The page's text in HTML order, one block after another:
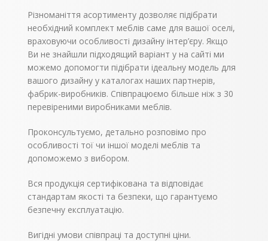
«єврокнижка». Ця
модель доступна в
різних варіантах
оббивки, які
представлені в
нашому асортименті.
Різноманіття асортименту дозволяє підібрати
необхідний комплект меблів саме для вашої оселі,
враховуючи особливості дизайну інтер’єру. Якщо
Ви не знайшли підходящий варіант у на сайті ми
можемо допомогти підібрати ідеальну модель для
вашого дизайну у каталогах наших партнерів,
фабрик-виробників. Співпрацюємо більше ніж з 30
перевіреними виробниками меблів.
Проконсультуємо, детально розповімо про
особливості тої чи іншої моделі меблів та
допоможемо з вибором.
Вся продукція сертифікована та відповідає
стандартам якості та безпеки, що гарантуємо
безпечну експлуатацію.
Вигідні умови співпраці та доступні ціни.